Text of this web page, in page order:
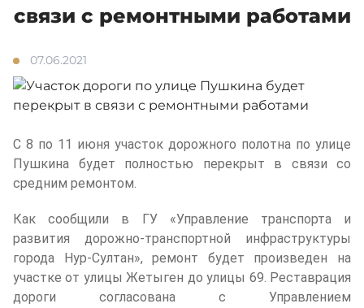
Галерея
Закупки
Обратная связь
Противодействие коррупции
связи с ремонтными работами
07.06.2021
С 8 по 11 июня участок дорожного полотна по улице
Пушкина будет полностью перекрыт в связи со
средним ремонтом.
Как сообщили в ГУ «Управление транспорта и
развития дорожно-транспортной инфраструктуры
города Нур-Султан», ремонт будет произведен на
участке от улицы Жетыген до улицы 69. Реставрация
дороги согласована с Управлением